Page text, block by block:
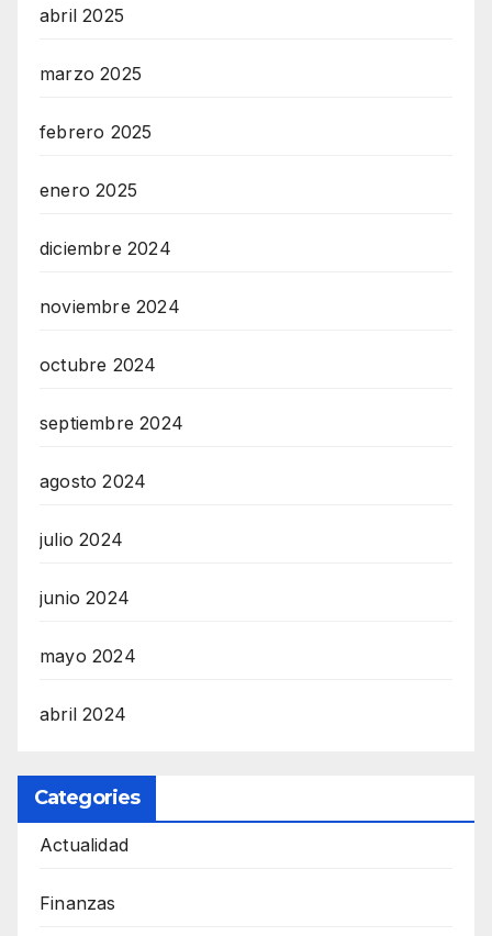
abril 2025
marzo 2025
febrero 2025
enero 2025
diciembre 2024
noviembre 2024
octubre 2024
septiembre 2024
agosto 2024
julio 2024
junio 2024
mayo 2024
abril 2024
Categories
Actualidad
Finanzas